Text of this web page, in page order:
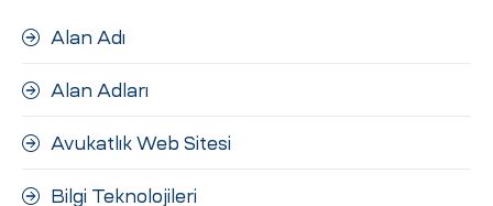
Alan Adı
Alan Adları
Avukatlık Web Sitesi
Bilgi Teknolojileri